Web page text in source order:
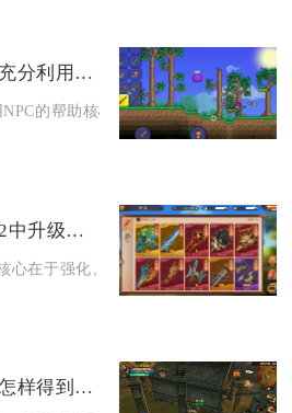
泰拉瑞亚新手如何充分利用npc的帮助
的帮助核心在于精准理解NPC的入
如何在少年三国志2中升级兵符
心在于强化、升星、觉醒与协战四大环
卧虎藏龙帮会应该怎样得到物资